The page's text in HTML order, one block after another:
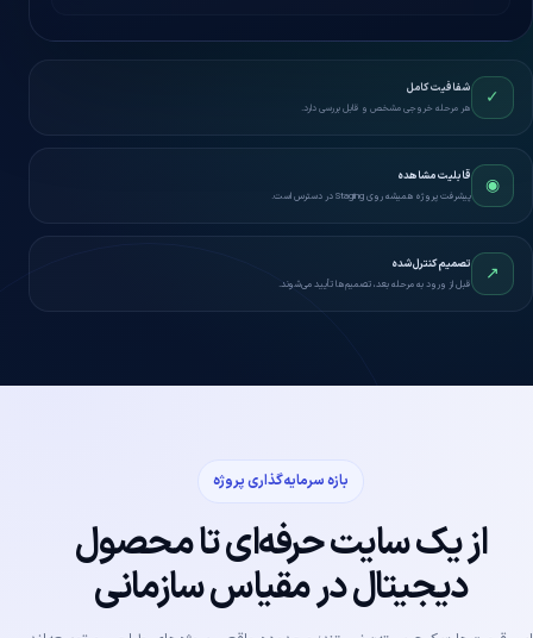
✓ شفافیت کامل
هر مرحله خروجی مشخص و قابل بررسی دارد.
◉ قابلیت مشاهده
پیشرفت پروژه همیشه روی Staging در دسترس است.
↗ تصمیم کنترل‌شده
قبل از ورود به مرحله بعد، تصمیم‌ها تأیید می‌شوند.
بازه سرمایه‌گذاری پروژه
از یک سایت حرفه‌ای تا محصول
دیجیتال در مقیاس سازمانی